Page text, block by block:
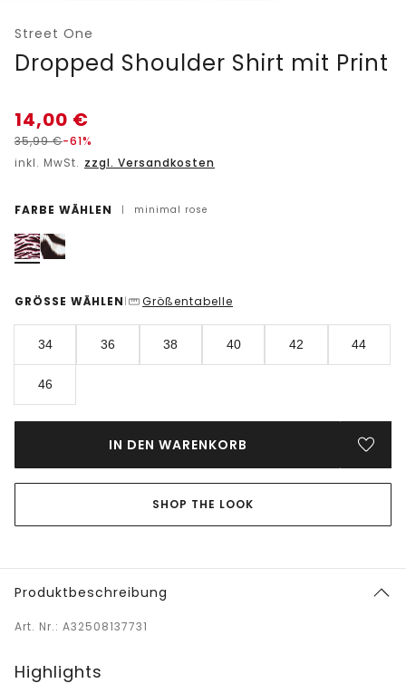
Street One
Dropped Shoulder Shirt mit Print
14,00 €
35,99€-61%
inkl. MwSt. zzgl. Versandkosten
FARBE WÄHLEN | minimal rose
GRÖSSE WÄHLEN | Größentabelle
34 36 38 40 42 44
46
IN DEN WARENKORB
SHOP THE LOOK
Produktbeschreibung
Art. Nr.: A32508137731
Highlights